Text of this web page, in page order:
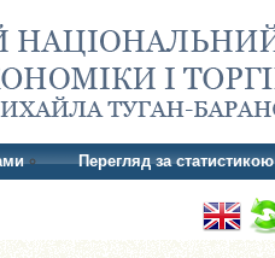
Перегляд за статистикою